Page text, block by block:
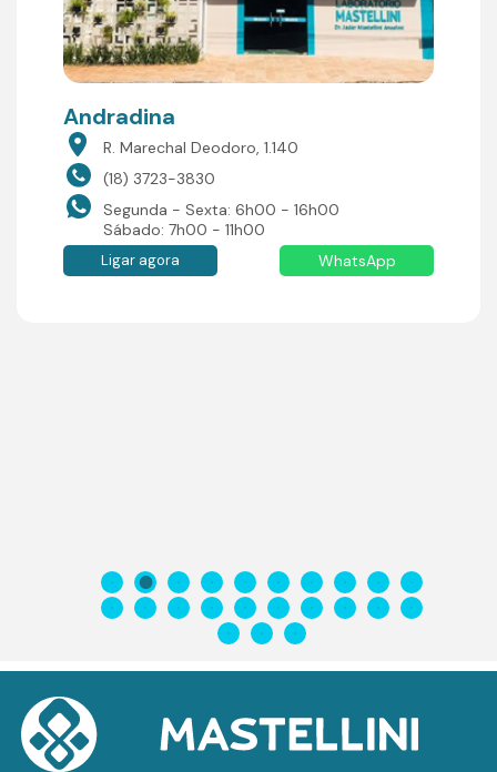
Andradina
R. Marechal Deodoro, 1.140
(18) 3723-3830
Segunda - Sexta: 6h00 - 16h00
Sábado: 7h00 - 11h00
Ligar agora WhatsApp